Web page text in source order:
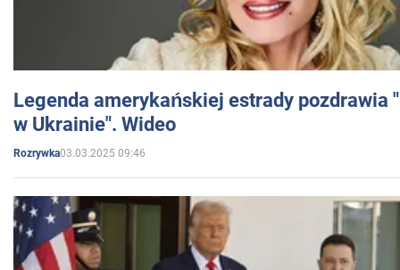
Legenda amerykańskiej estrady pozdrawia
w Ukrainie". Wideo
Rozrywka03.03.2025 09:46